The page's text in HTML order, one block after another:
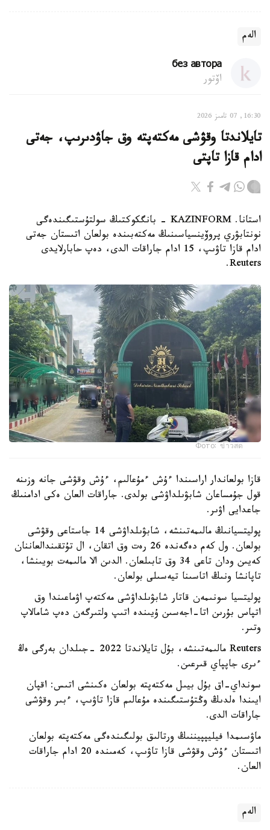
الەم
без автора
اۆتور
16:30, 07 تامىز 2026
تايلاندتا وقۋشى مەكتەپتە وق جاۋدىرىپ، جەتى
ادام قازا تاپتى
استانا. KAZINFORM - بانگكوكتىڭ سولتۇستىگىندەگى
نونتابۋري پروۆينسياسىنىڭ مەكتەبىندە بولعان اتىستان جەتى
ادام قازا تاۋىپ، 15 ادام جاراقات الدى، دەپ حابارلايدى
Reuters.
Фото: ข่าวสด
قازا بولعاندار اراسىندا ءۇش ءمۇعالىم، ءۇش وقۋشى جانە وزىنە
قول جۇمساعان شابۋىلداۋشى بولدى. جاراقات العان ەكى ادامنىڭ
جاعدايى اۋىر.
پوليتسيانىڭ مالىمەتىنشە، شابۋىلداۋشى 14 جاستاعى وقۋشى
بولعان. ول كەم دەگەندە 26 رەت وق اتقان، ال تۇتقىندالعاننان
كەيىن ودان تاعى 34 وق تابىلعان. الدىن الا مالىمەت بويىنشا،
تاپانشا ونىڭ اتاسىنا تيەسىلى بولعان.
پوليتسيا سونىمەن قاتار شابۋىلداۋشى مەكتەپ اۋماعىندا وق
اتپاس بۇرىن اتا-اجەسىن ۇيىندە اتىپ ولتىرگەن دەپ شامالاپ
وتىر.
Reuters مالىمەتىنشە، بۇل تايلاندتا 2022 -جىلدان بەرگى ەڭ
ءىرى جاپپاي قىرعىن.
سونداي-اق بۇل بيىل مەكتەپتە بولعان ەكىنشى اتىس: اقپان
ايىندا ەلدىڭ وڭتۇستىگىندە مۇعالىم قازا تاۋىپ، ءبىر وقۋشى
جاراقات الدى.
ماۋسىمدا فيليپپيننىڭ ورتالىق بولىگىندەگى مەكتەپتە بولعان
اتىستان ءۇش وقۋشى قازا تاۋىپ، كەمىندە 20 ادام جاراقات
العان.
الەم